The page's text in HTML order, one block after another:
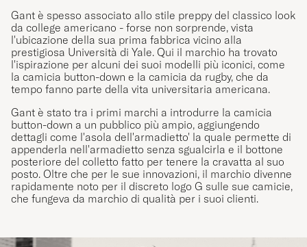
Gant è spesso associato allo stile preppy del classico look
da college americano - forse non sorprende, vista
l'ubicazione della sua prima fabbrica vicino alla
prestigiosa Università di Yale. Qui il marchio ha trovato
l'ispirazione per alcuni dei suoi modelli più iconici, come
la camicia button-down e la camicia da rugby, che da
tempo fanno parte della vita universitaria americana.
Gant è stato tra i primi marchi a introdurre la camicia
button-down a un pubblico più ampio, aggiungendo
dettagli come l'asola dell'armadietto' la quale permette di
appenderla nell'armadietto senza sgualcirla e il bottone
posteriore del colletto fatto per tenere la cravatta al suo
posto. Oltre che per le sue innovazioni, il marchio divenne
rapidamente noto per il discreto logo G sulle sue camicie,
che fungeva da marchio di qualità per i suoi clienti.